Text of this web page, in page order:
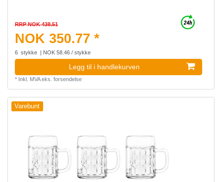
RRP NOK 438.51
NOK 350.77 *
6 stykke | NOK 58.46 / stykke
Legg til i handlekurven
* Inkl. MVAeks. forsendelse
Varebunt